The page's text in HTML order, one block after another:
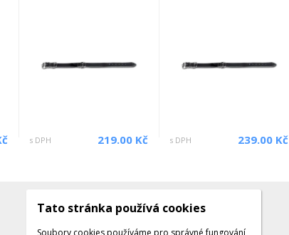
s DPH 219.00 Kč s DPH 239.00 Kč
Kontakty
Kontaktujte nás
Tato stránka používá cookies
Soubory cookies používáme pro správné fungování